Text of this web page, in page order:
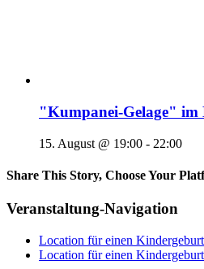
"Kumpanei-Gelage"
15. August @ 19:00 - 22:00
Share This Story, Choose Your
Veranstaltung-Navigation
Location für einen
Location für einen